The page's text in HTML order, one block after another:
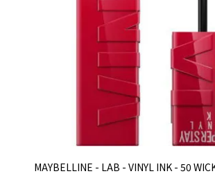
MAYBELLINE - LAB - VINYL INK - 50